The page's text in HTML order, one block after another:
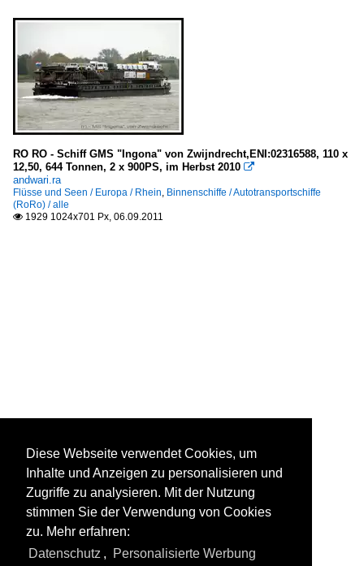
RO RO - Schiff GMS "Ingona" von Zwijndrecht,ENI:02316588, 110 x
12,50, 644 Tonnen, 2 x 900PS, im Herbst 2010 
andwari.ra
Flüsse und Seen / Europa / Rhein, Binnenschiffe / Autotransportschiffe
(RoRo) / alle
 1929 1024x701 Px, 06.09.2011
Diese Webseite verwendet Cookies, um
Inhalte und Anzeigen zu personalisieren und
Zugriffe zu analysieren. Mit der Nutzung
stimmen Sie der Verwendung von Cookies
zu. Mehr erfahren:
Datenschutz , Personalisierte Werbung